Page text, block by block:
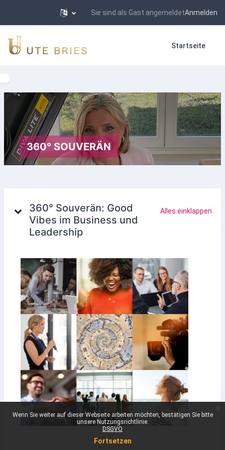
Sie sind als Gast angemeldetAnmelden
Startseite
360° SOUVERÄN
Kursindex öffnen
360° Souverän: Good
Vibes im Business und
Leadership
Alles einklappen
Wenn Sie weiter auf dieser Webseite arbeiten möchten, bestätigen Sie bitte
unsere Nutzungsrichtlinie:
DSGVO
Fortsetzen